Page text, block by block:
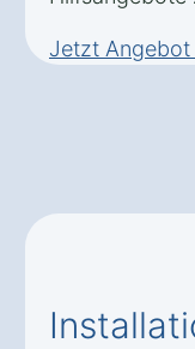
Jetzt Angebot